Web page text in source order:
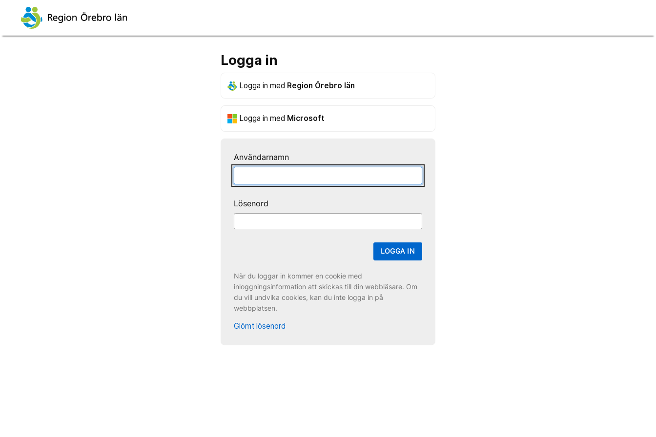
Logga in
Logga in med Region Örebro län
Logga in med Microsoft
Användarnamn
Lösenord
LOGGA IN
När du loggar in kommer en cookie med
inloggningsinformation att skickas till din webbläsare. Om
du vill undvika cookies, kan du inte logga in på
webbplatsen.
Glömt lösenord